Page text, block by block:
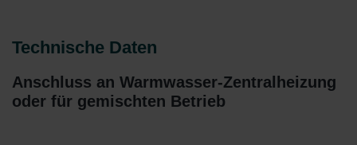
Technische Daten
Anschluss an Warmwasser-Zentralheizung
oder für gemischten Betrieb